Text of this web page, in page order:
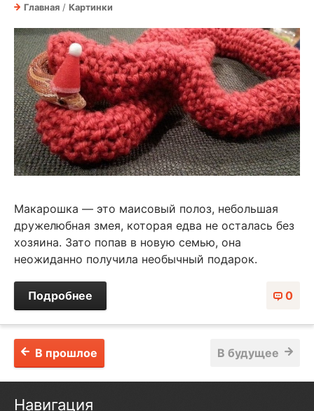
Главная / Картинки
Макарошка — это маисовый полоз, небольшая
дружелюбная змея, которая едва не осталась без
хозяина. Зато попав в новую семью, она
неожиданно получила необычный подарок.
0
Подробнее
В будущее
В прошлое
Навигация